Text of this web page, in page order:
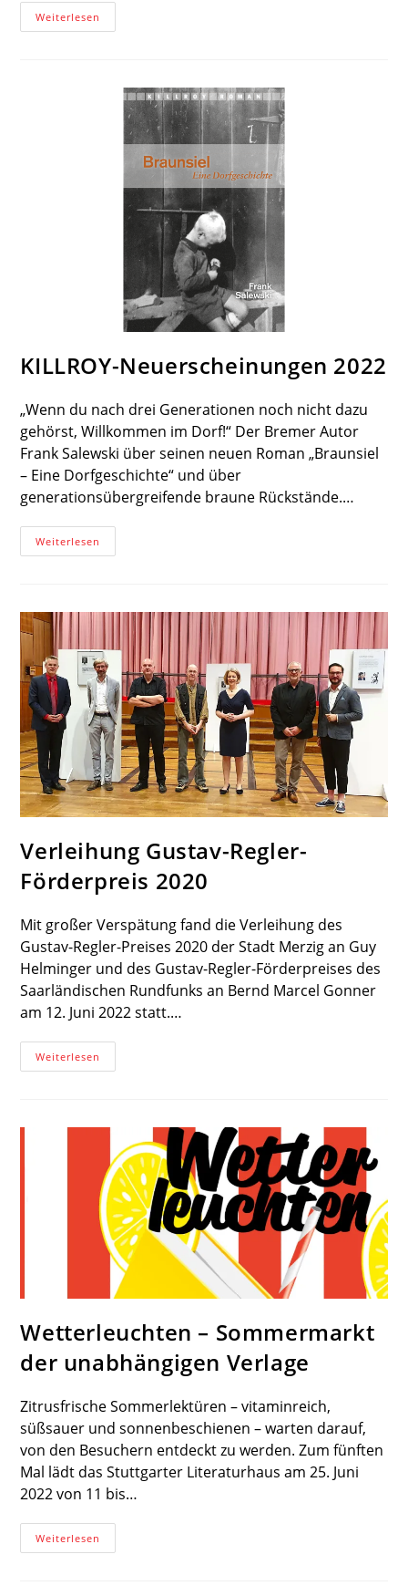
Weiterlesen
Buchmesse
Wieder
Eigenem
Messestand
Vertreten
KILLROY-Neuerscheinungen 2022
„Wenn du nach drei Generationen noch nicht dazu
gehörst, Willkommen im Dorf!“ Der Bremer Autor
Frank Salewski über seinen neuen Roman „Braunsiel
– Eine Dorfgeschichte“ und über
generationsübergreifende braune Rückstände.…
Weiterlesen
Neuerscheinungen
Verleihung Gustav-Regler-
Förderpreis 2020
Mit großer Verspätung fand die Verleihung des
Gustav-Regler-Preises 2020 der Stadt Merzig an Guy
Helminger und des Gustav-Regler-Förderpreises des
Saarländischen Rundfunks an Bernd Marcel Gonner
am 12. Juni 2022 statt.…
Weiterlesen
Gustav-
Wetterleuchten – Sommermarkt
der unabhängigen Verlage
Zitrusfrische Sommerlektüren – vitaminreich,
süßsauer und sonnenbeschienen – warten darauf,
von den Besuchern entdeckt zu werden. Zum fünften
Mal lädt das Stuttgarter Literaturhaus am 25. Juni
2022 von 11 bis…
Weiterlesen
–